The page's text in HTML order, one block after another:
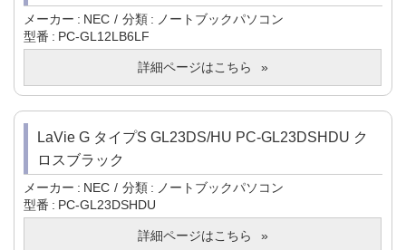
メーカー NEC 分類
ノートブックパソコン
型番
PC-GL12LB6LF
詳細ページはこちら
LaVie G タイプS GL23DS/HU PC-GL23DSHDU ク
ロスブラック
メーカー NEC 分類
ノートブックパソコン
型番
PC-GL23DSHDU
詳細ページはこちら